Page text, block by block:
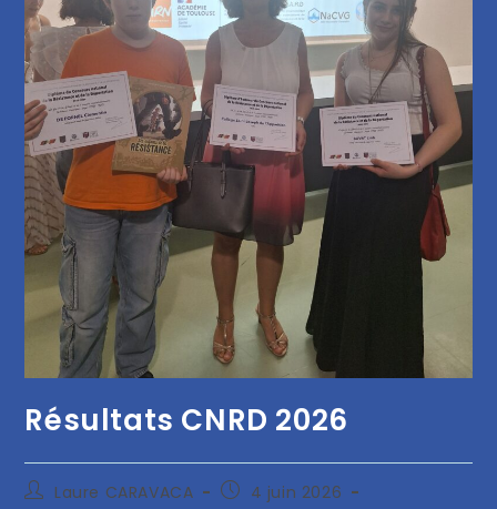
Résultats CNRD 2026
Laure CARAVACA
4 juin 2026